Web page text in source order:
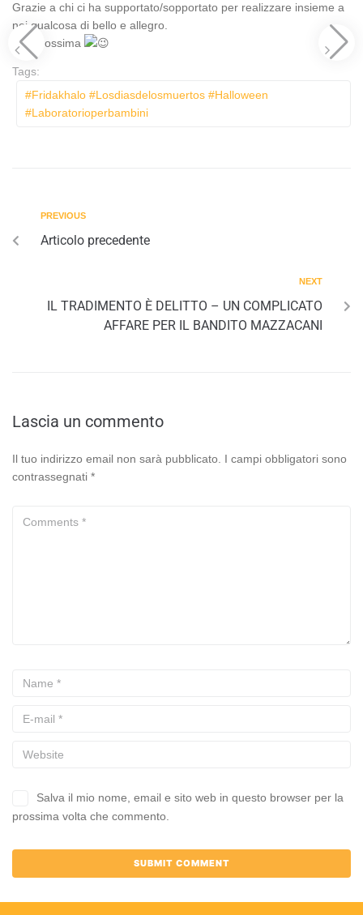
Grazie a chi ci ha supportato/sopportato per realizzare insieme a
noi qualcosa di bello e allegro.
Alla prossima
Tags:
#fridakhalo #losdiasdelosmuertos #halloween
#laboratorioperbambini
PREVIOUS
Articolo precedente
NEXT
IL TRADIMENTO È DELITTO – UN COMPLICATO
AFFARE PER IL BANDITO MAZZACANI
Lascia un commento
Il tuo indirizzo email non sarà pubblicato. I campi obbligatori sono
contrassegnati *
Salva il mio nome, email e sito web in questo browser per la
prossima volta che commento.